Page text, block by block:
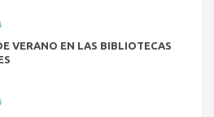
VERANO EN LAS BIBLIOTECAS